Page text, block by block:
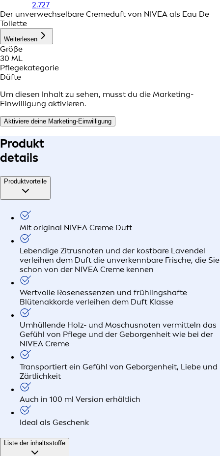
2.727
Der unverwechselbare Cremeduft von NIVEA als Eau De
Toilette
Weiterlesen
Größe
30 ML
Pflegekategorie
Düfte
Um diesen Inhalt zu sehen, musst du die Marketing-
Einwilligung aktivieren.
Aktiviere deine Marketing-Einwilligung
Produkt
details
Produktvorteile
Mit original NIVEA Creme Duft
Lebendige Zitrusnoten und der kostbare Lavendel
verleihen dem Duft die unverkennbare Frische, die Sie
schon von der NIVEA Creme kennen
Wertvolle Rosenessenzen und frühlingshafte
Blütenakkorde verleihen dem Duft Klasse
Umhüllende Holz- und Moschusnoten vermitteln das
Gefühl von Pflege und der Geborgenheit wie bei der
NIVEA Creme
Transportiert ein Gefühl von Geborgenheit, Liebe und
Zärtlichkeit
Auch in 100 ml Version erhältlich
Ideal als Geschenk
Liste der inhaltsstoffe